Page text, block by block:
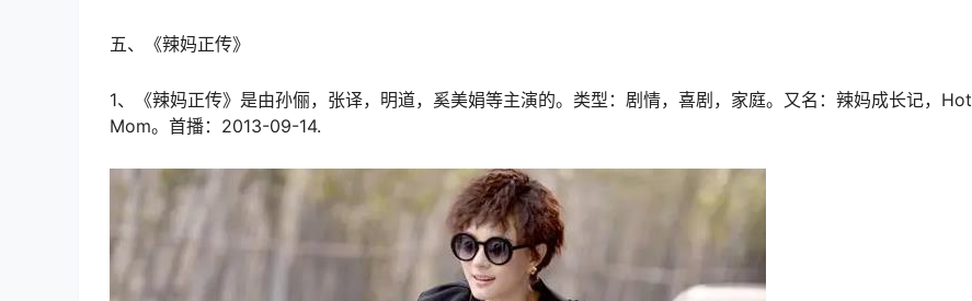
五、《辣妈正传》
1、《辣妈正传》是由孙俪，张译，明道，奚美娟等主演的。类型：剧情，喜剧，家庭。又名：辣妈成长记，Hot
Mom。首播：2013-09-14.